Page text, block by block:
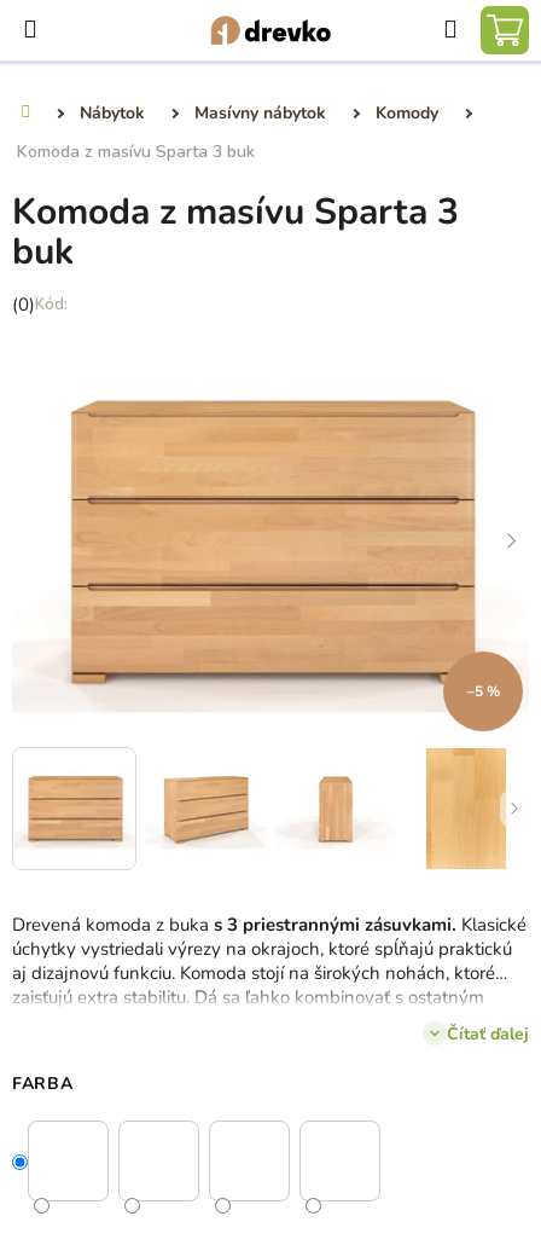
obsah
Hľadať
Nábytok Masívny nábytok
Komody
Komoda z masívu Sparta 3 buk
Drevená komoda z buka s 3 priestrannými zásuvkami. Klasické
úchytky vystriedali výrezy na okrajoch, ktoré spĺňajú praktickú
aj dizajnovú funkciu. Komoda stojí na širokých nohách, ktoré
zaisťujú extra stabilitu. Dá sa ľahko kombinovať s ostatným
Čítať ďalej
FARBA
Komoda z masívu Sparta 3
buk
Priemerné
(0)
–5 %